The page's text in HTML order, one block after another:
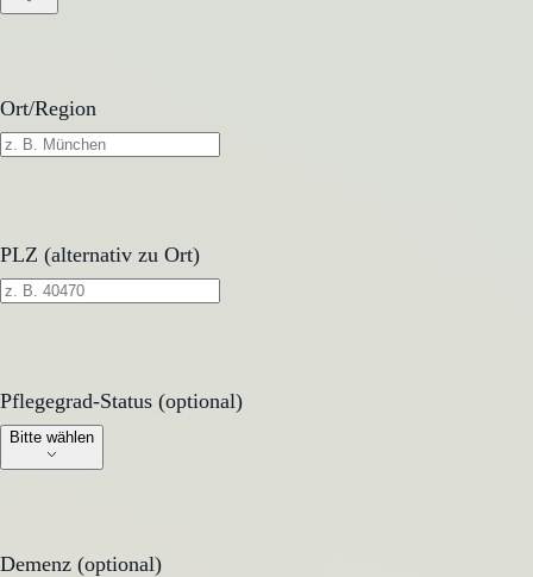
Ort/Region
PLZ (alternativ zu Ort)
Pflegegrad-Status (optional)
Pflegegrad-Status (optional)
Bitte wählen
Demenz (optional)
Demenz (optional)